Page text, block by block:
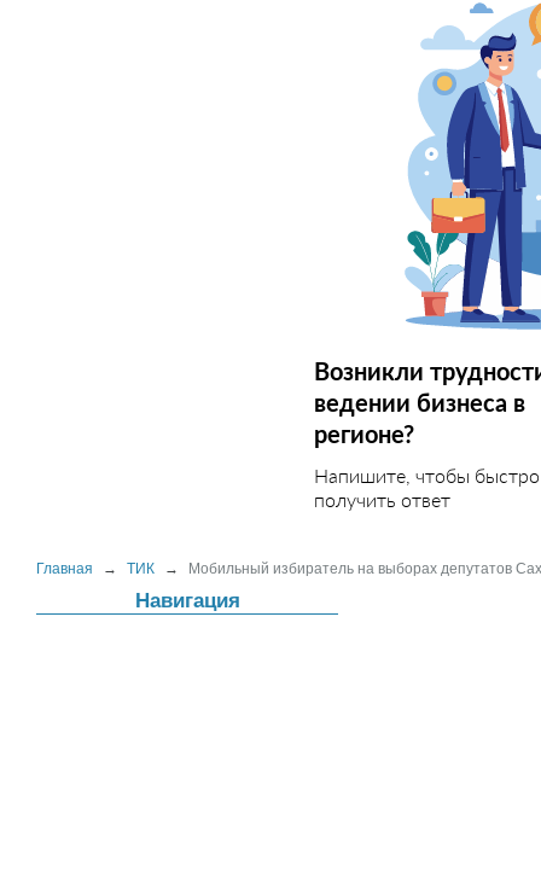
Возникли
ведении бизнеса в
регионе?
Напишите, чтобы быстро
получить ответ
Главная → ТИК → Мобильный избиратель на выборах депутатов
Навигация